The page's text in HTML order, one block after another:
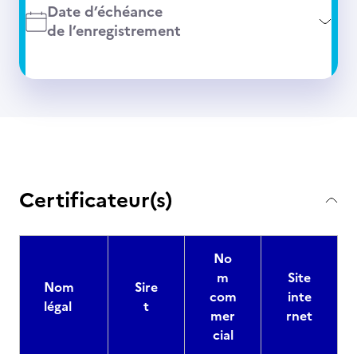
Date d’échéance
de l’enregistrement
Certificateur(s)
Nom
légal
Sire
t
No
m
com
mer
cial
Site
inte
rnet